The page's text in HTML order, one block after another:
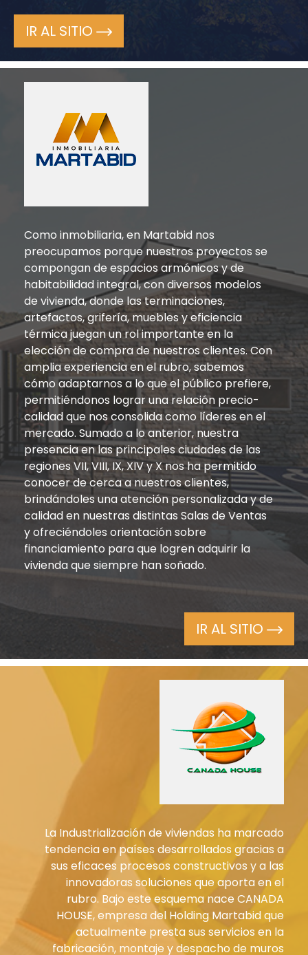
IR AL SITIO
Como inmobiliaria, en Martabid nos
preocupamos porque nuestros proyectos se
compongan de espacios armónicos y de
habitabilidad integral, con diversos modelos
de vivienda, donde las terminaciones,
artefactos, grifería, muebles y eficiencia
térmica juegan un rol importante en la
elección de compra de nuestros clientes. Con
amplia experiencia en el rubro, sabemos
cómo adaptarnos a lo que el público prefiere,
permitiéndonos lograr una relación precio-
calidad que nos consolida como líderes en el
mercado. Sumado a lo anterior, nuestra
presencia en las principales ciudades de las
regiones VII, VIII, IX, XIV y X nos ha permitido
conocer de cerca a nuestros clientes,
brindándoles una atención personalizada y de
calidad en nuestras distintas Salas de Ventas
y ofreciéndoles orientación sobre
financiamiento para que logren adquirir la
vivienda que siempre han soñado.
IR AL SITIO
La Industrialización de viviendas ha marcado
tendencia en países desarrollados gracias a
sus eficaces procesos constructivos y a las
innovadoras soluciones que aporta en el
rubro. Bajo este esquema nace CANADA
HOUSE, empresa del Holding Martabid que
actualmente presta sus servicios en la
fabricación, montaje y despacho de muros